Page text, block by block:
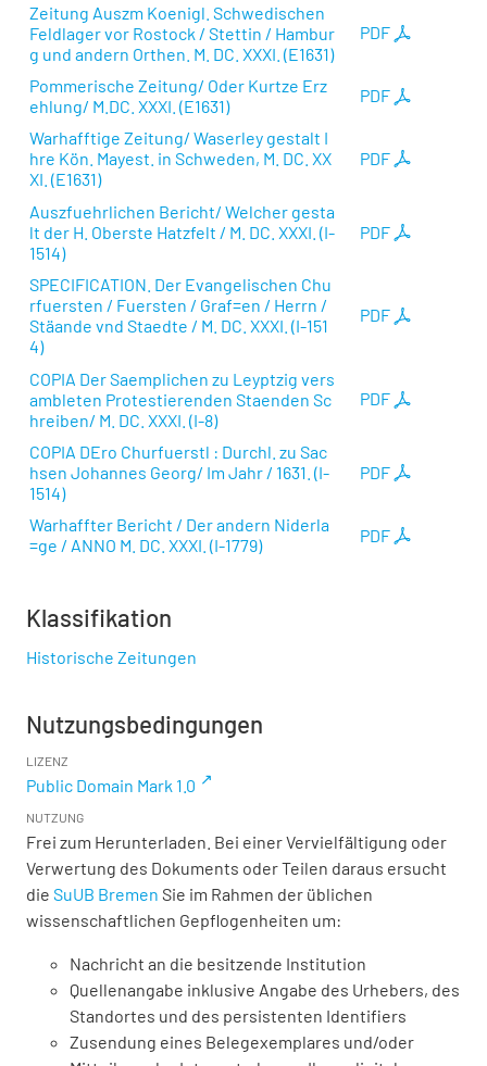
PDF
Zeitung Auszm Koenigl. Schwedischen
Feldlager vor Rostock / Stettin / Hambur
g und andern Orthen. M. DC. XXXI. (E1631)
PDF
Pommerische Zeitung/ Oder Kurtze Erz
ehlung/ M.DC. XXXI. (E1631)
PDF
Warhafftige Zeitung/ Waserley gestalt I
hre Kön. Mayest. in Schweden, M. DC. XX
XI. (E1631)
PDF
Auszfuehrlichen Bericht/ Welcher gesta
lt der H. Oberste Hatzfelt / M. DC. XXXI. (I-
1514)
PDF
SPECIFICATION. Der Evangelischen Chu
rfuersten / Fuersten / Graf=en / Herrn /
Stäande vnd Staedte / M. DC. XXXI. (I-151
4)
PDF
COPIA Der Saemplichen zu Leyptzig vers
ambleten Protestierenden Staenden Sc
hreiben/ M. DC. XXXI. (I-8)
PDF
COPIA DEro Churfuerstl : Durchl. zu Sac
hsen Johannes Georg/ Im Jahr / 1631. (I-
1514)
PDF
Warhaffter Bericht / Der andern Niderla
=ge / ANNO M. DC. XXXI. (I-1779)
Klassifikation
Historische Zeitungen
Nutzungsbedingungen
LIZENZ
Public Domain Mark 1.0
NUTZUNG
Frei zum Herunterladen. Bei einer Vervielfältigung oder
Verwertung des Dokuments oder Teilen daraus ersucht
die SuUB Bremen Sie im Rahmen der üblichen
wissenschaftlichen Gepflogenheiten um:
Nachricht an die besitzende Institution
Quellenangabe inklusive Angabe des Urhebers, des
Standortes und des persistenten Identifiers
Zusendung eines Belegexemplares und/oder